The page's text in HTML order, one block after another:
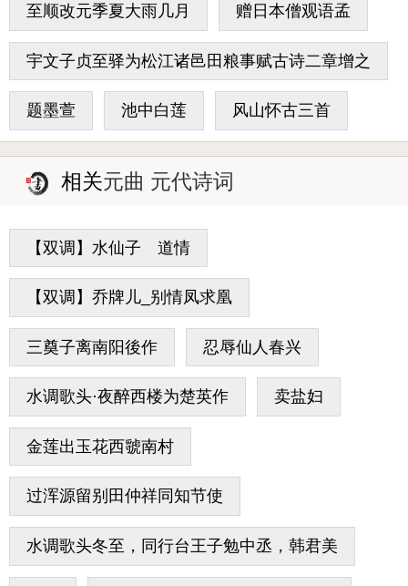
至顺改元季夏大雨几月 赠日本僧观语孟
宇文子贞至驿为松江诸邑田粮事赋古诗二章增之
题墨萱 池中白莲 风山怀古三首
相关元曲 元代诗词
【双调】水仙子 道情
【双调】乔牌儿_别情凤求凰
三奠子离南阳後作 忍辱仙人春兴
水调歌头·夜醉西楼为楚英作 卖盐妇
金莲出玉花西虢南村
过浑源留别田仲祥同知节使
水调歌头冬至，同行台王子勉中丞，韩君美